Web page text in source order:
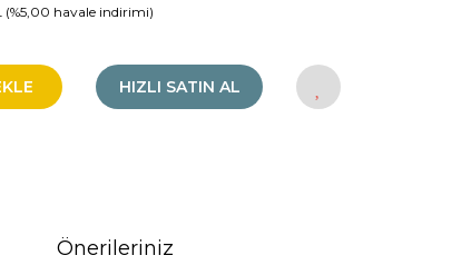
(%5,00 havale indirimi)
HIZLI SATIN AL
Önerileriniz